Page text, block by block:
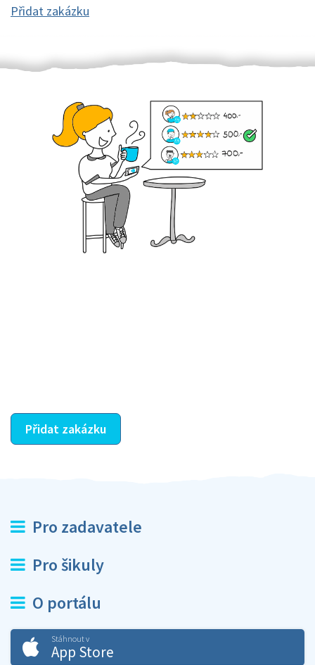
Přidat zakázku
Přidat zakázku
Pro zadavatele
Pro šikuly
O portálu
Stáhnout v
App Store